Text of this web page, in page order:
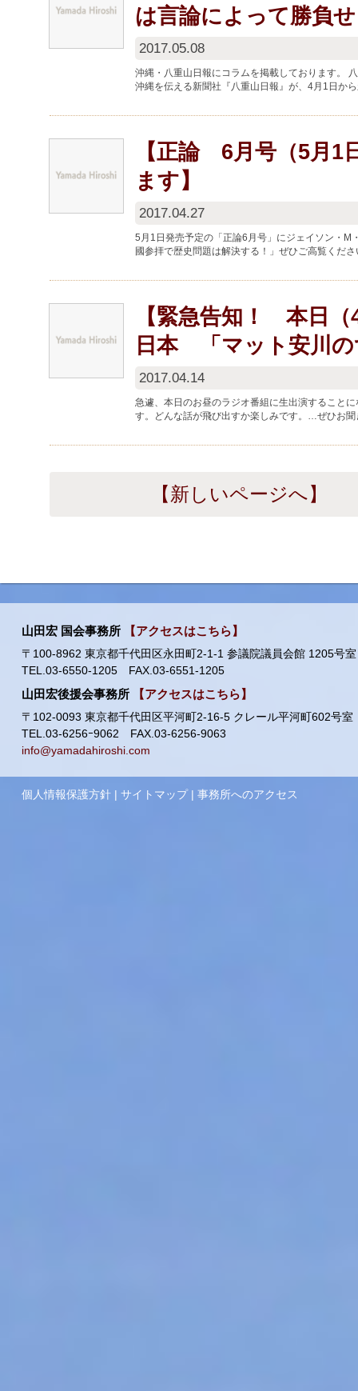
は言論によって勝負
2017.05.08
沖縄・八重山日報にコラムを掲載しております。
沖縄を伝える新聞社『八重山日報』が、4月1日か
【正論 6月号（5月1
ます】
2017.04.27
5月1日発売予定の「正論6月号」にジェイソン・
國参拝で歴史問題は解決する！」ぜひご高覧くださ
【緊急告知！ 本日
日本 「マット安川
2017.04.14
急遽、本日のお昼のラジオ番組に生出演すること
す。どんな話が飛び出すか楽しみです。…ぜひお
【新しいページへ】
山田宏 国会事務所 【アクセスはこちら】
〒100-8962 東京都千代田区永田町2-1-1 参議院議員会館 1205号室
TEL.03-6550-1205 FAX.03-6551-1205
山田宏後援会事務所 【アクセスはこちら】
〒102-0093 東京都千代田区平河町2-16-5 クレール平河町602号室
TEL.03-6256ｰ9062 FAX.03-6256-9063
info@yamadahiroshi.com
個人情報保護方針 |サイトマップ|事務所へのアクセス